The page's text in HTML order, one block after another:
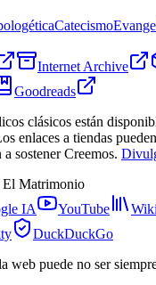
Catecismo
Internet Archive
Goodreads
clásicos están
enlaces a tiendas
sostener Creemos.
El Matrimonio
IA YouTube
DuckDuckGo
web puede no ser